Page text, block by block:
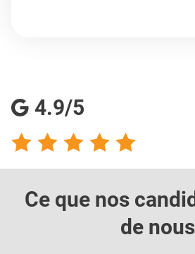
4.9/5
Ce que nos
de nous